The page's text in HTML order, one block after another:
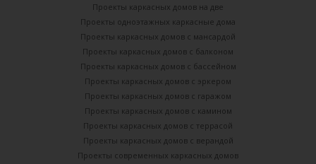
Проекты каркасных домов на две
Проекты одноэтажных каркасные дома
Проекты каркасных домов с мансардой
Проекты каркасных домов с балконом
Проекты каркасных домов с бассейном
Проекты каркасных домов с эркером
Проекты каркасных домов с гаражом
Проекты каркасных домов с камином
Проекты каркасных домов с террасой
Проекты каркасных домов с верандой
Проекты современных каркасных домов